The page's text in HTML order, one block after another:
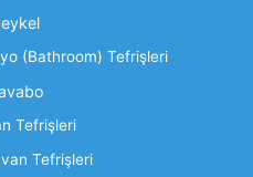
(Bathroom) Tefrişleri
Tefrişleri
Tefrişleri